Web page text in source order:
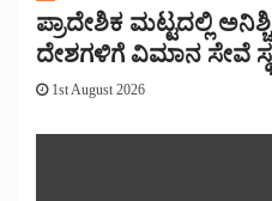
ಪ್ರಾದೇಶಿಕ ಮಟ್ಟದಲ್ಲಿ
ದೇಶಗಳಿಗೆ ವಿಮಾನ ಸೇವೆ
1st August 2026